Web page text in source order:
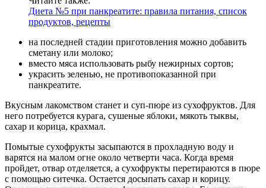
Диета №5 при панкреатите: правила питания, список
продуктов, рецепты
на последней стадии приготовления можно добавить
сметану или молоко;
вместо мяса использовать рыбу нежирных сортов;
украсить зеленью, не противопоказанной при
панкреатите.
Вкусным лакомством станет и суп-пюре из сухофруктов. Для
него потребуется курага, сушеные яблоки, мякоть тыквы,
сахар и корица, крахмал.
Помытые сухофрукты засыпаются в прохладную воду и
варятся на малом огне около четверти часа. Когда время
пройдет, отвар отделяется, а сухофрукты перетираются в пюре
с помощью ситечка. Остается досыпать сахар и корицу.